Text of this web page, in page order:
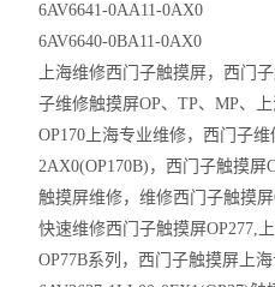
6AV6641-0AA11-0AX0
6AV6640-0BA11-0AX0
上海维修西门子触摸屏，西门
子维修触摸屏OP、TP、MP、
OP170 上海专业维修，西门子维
2AX0(OP170B) ，西门子触摸屏
触摸屏维修，维修西门子触摸屏
快速维修西门子触摸屏OP277,
OP77B系列，西门子触摸屏上